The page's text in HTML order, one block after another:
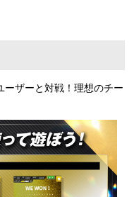
ザーと対戦！理想のチー